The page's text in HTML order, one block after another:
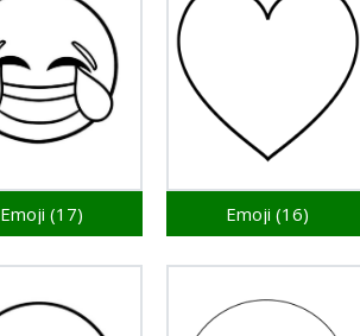
Emoji (17) Emoji (16)